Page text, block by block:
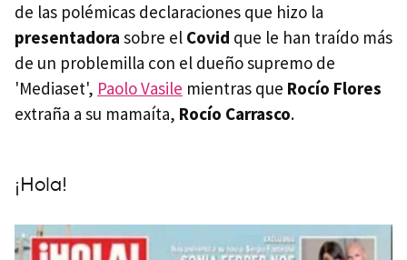
de las polémicas declaraciones que hizo la
presentadora sobre el Covid que le han traído más
de un problemilla con el dueño supremo de
'Mediaset', Paolo Vasile mientras que Rocío Flores
extraña a su mamaíta, Rocío Carrasco.
¡Hola!